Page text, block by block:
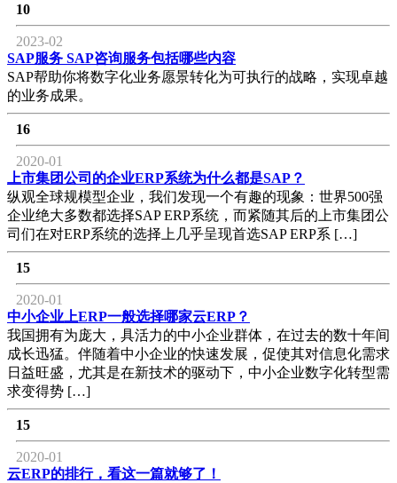
10
2023-02
SAP服务 SAP咨询服务包括哪些内容
SAP帮助你将数字化业务愿景转化为可执行的战略，实现卓越
的业务成果。
16
2020-01
上市集团公司的企业ERP系统为什么都是SAP？
纵观全球规模型企业，我们发现一个有趣的现象：世界500强
企业绝大多数都选择SAP ERP系统，而紧随其后的上市集团公
司们在对ERP系统的选择上几乎呈现首选SAP ERP系 […]
15
2020-01
中小企业上ERP一般选择哪家云ERP？
我国拥有为庞大，具活力的中小企业群体，在过去的数十年间
成长迅猛。伴随着中小企业的快速发展，促使其对信息化需求
日益旺盛，尤其是在新技术的驱动下，中小企业数字化转型需
求变得势 […]
15
2020-01
云ERP的排行，看这一篇就够了！